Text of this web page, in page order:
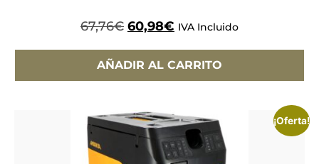
67,76€ 60,98€ IVA Incluido
AÑADIR AL CARRITO
¡Oferta!